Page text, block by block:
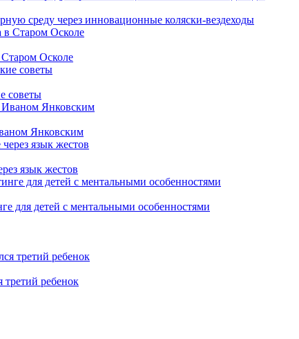
среду через инновационные коляски-вездеходы
Осколе
советы
Янковским
язык жестов
для детей с ментальными особенностями
третий ребенок